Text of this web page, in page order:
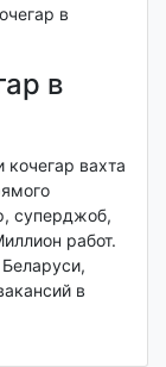
в
в
кочегар вахта
суперджоб,
работ.
в